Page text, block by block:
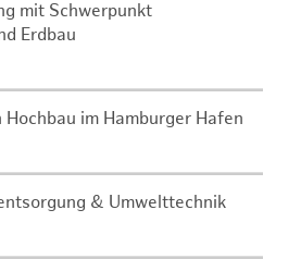
mit Schwerpunkt
Erdbau
im Hamburger Hafen
& Umwelttechnik